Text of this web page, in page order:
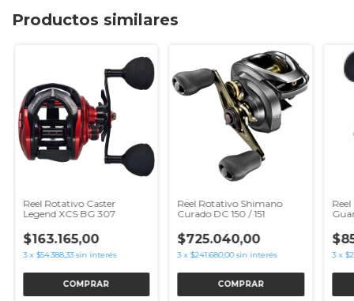
Productos similares
Reel Rotativo Caster
Legend XCS BG 307
$163.165,00
3 x $54.388,33 sin interés
COMPRAR
Reel Rotativo Shimano
Curado DC 150 / 151
$725.040,00
3 x $241.680,00 sin interés
COMPRAR
3 x